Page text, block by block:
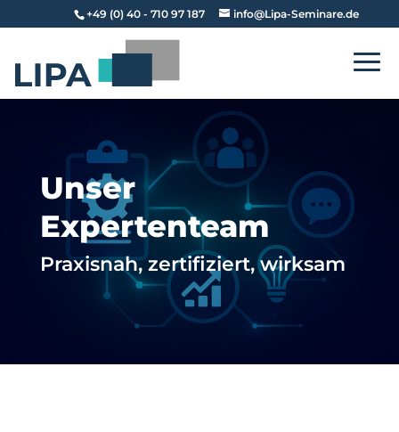
+49 (0) 40 - 710 97 187 info@Lipa-Seminare.de
Unser
Expertenteam
Praxisnah, zertifiziert, wirksam